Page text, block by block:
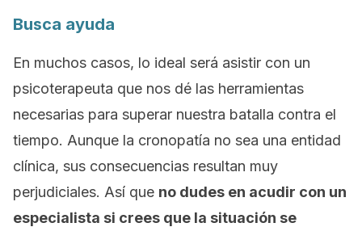
Busca ayuda
En muchos casos, lo ideal será asistir con un
psicoterapeuta que nos dé las herramientas
necesarias para superar nuestra batalla contra el
tiempo. Aunque la cronopatía no sea una entidad
clínica, sus consecuencias resultan muy
perjudiciales. Así que no dudes en acudir con un
especialista si crees que la situación se